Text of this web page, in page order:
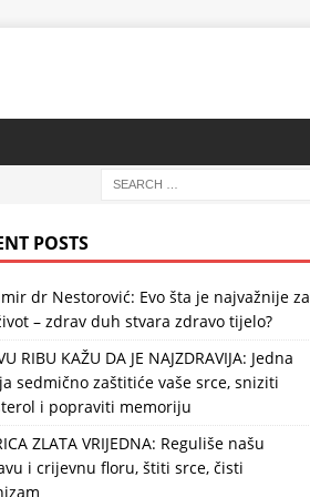
POSTS
dr Nestorović: Evo šta je najvažnije za
– zdrav duh stvara zdravo tijelo?
RIBU KAŽU DA JE NAJZDRAVIJA: Jedna
sedmično zaštitiće vaše srce, sniziti
i popraviti memoriju
ZLATA VRIJEDNA: Reguliše našu
i crijevnu floru, štiti srce, čisti